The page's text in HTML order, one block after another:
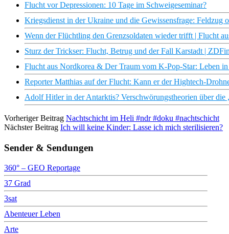
Flucht vor Depressionen: 10 Tage im Schweigeseminar?
Kriegsdienst in der Ukraine und die Gewissensfrage: Feldzug
Wenn der Flüchtling den Grenzsoldaten wieder trifft | Flucht
Sturz der Trickser: Flucht, Betrug und der Fall Karstadt |
Flucht aus Nordkorea & Der Traum vom K-Pop-Star: Leben
Reporter Matthias auf der Flucht: Kann er der Hightech-
Adolf Hitler in der Antarktis? Verschwörungstheorien über
Vorheriger Beitrag Nachtschicht im Heli #ndr #doku #nachtschicht
Nächster Beitrag Ich will keine Kinder: Lasse ich mich sterilisieren?
Sender & Sendungen
360° – GEO Reportage
37 Grad
3sat
Abenteuer Leben
Arte